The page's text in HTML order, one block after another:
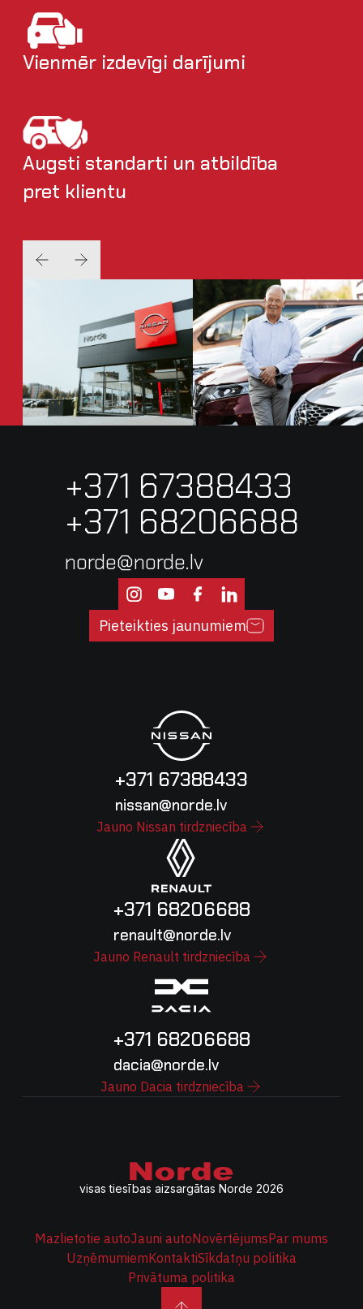
Vienmēr izdevīgi darījumi
Augsti standarti un atbildība
pret klientu
+371 67388433
+371 68206688
norde@norde.lv
Pieteikties jaunumiem
+371 67388433
nissan@norde.lv
Jauno Nissan tirdzniecība
+371 68206688
renault@norde.lv
Jauno Renault tirdzniecība
+371 68206688
dacia@norde.lv
Jauno Dacia tirdzniecība
visas tiesības aizsargātas Norde 2026
Mazlietotie autoJauni autoNovērtējumsPar mums
UzņēmumiemKontaktiSīkdatņu politika
Privātuma politika